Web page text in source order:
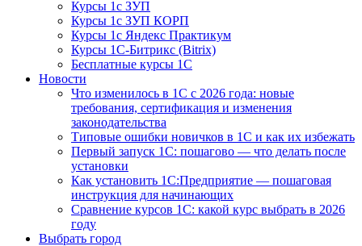
Курсы 1с ЗУП
Курсы 1с ЗУП КОРП
Курсы 1с Яндекс Практикум
Курсы 1С-Битрикс (Bitrix)
Бесплатные курсы 1С
Новости
Что изменилось в 1С с 2026 года: новые
требования, сертификация и изменения
законодательства
Типовые ошибки новичков в 1С и как их избежать
Первый запуск 1С: пошагово — что делать после
установки
Как установить 1С:Предприятие — пошаговая
инструкция для начинающих
Сравнение курсов 1С: какой курс выбрать в 2026
году
Выбрать город